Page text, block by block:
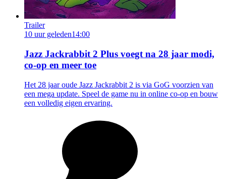
Trailer
10 uur geleden14:00
Jazz Jackrabbit 2 Plus voegt na 28 jaar modi,
co-op en meer toe
Het 28 jaar oude Jazz Jackrabbit 2 is via GoG voorzien van
een mega update. Speel de game nu in online co-op en bouw
een volledig eigen ervaring.